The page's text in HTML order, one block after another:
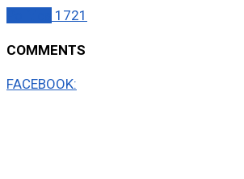
1721
COMMENTS
FACEBOOK: